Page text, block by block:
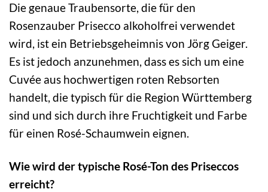
Die genaue Traubensorte, die für den
Rosenzauber Prisecco alkoholfrei verwendet
wird, ist ein Betriebsgeheimnis von Jörg Geiger.
Es ist jedoch anzunehmen, dass es sich um eine
Cuvée aus hochwertigen roten Rebsorten
handelt, die typisch für die Region Württemberg
sind und sich durch ihre Fruchtigkeit und Farbe
für einen Rosé-Schaumwein eignen.
Wie wird der typische Rosé-Ton des Priseccos
erreicht?